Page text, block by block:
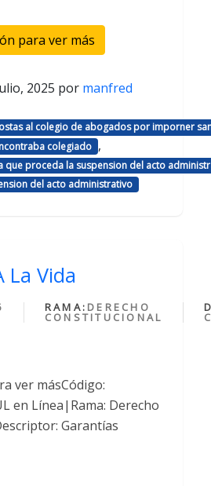
para ver más
2025 por manfred
al colegio de abogados por imporner
colegiado ,
que proceda la suspension del acto
del acto administrativo
La Vida
RAMA: DERECHO
CONSTITUCIONAL
ver másCódigo:
en Línea|Rama: Derecho
Garantías